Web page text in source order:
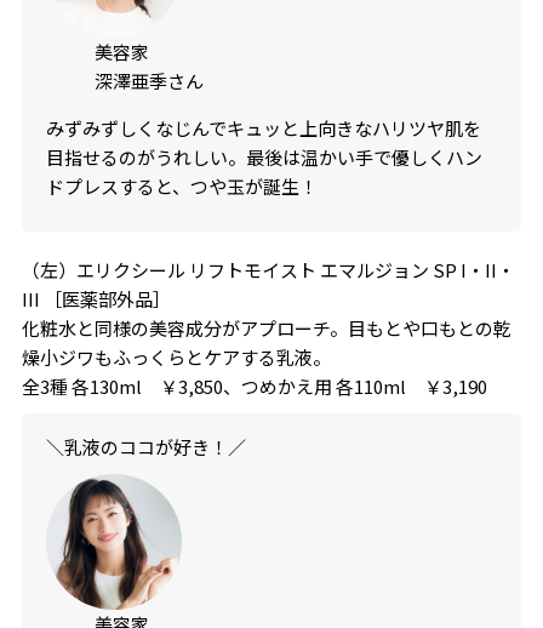
美容家
深澤亜季さん
みずみずしくなじんでキュッと上向きなハリツヤ肌を
目指せるのがうれしい。最後は温かい手で優しくハン
ドプレスすると、つや玉が誕生！
（左）エリクシール リフトモイスト エマルジョン SP I・II・
III ［医薬部外品］
化粧水と同様の美容成分がアプローチ。目もとや口もとの乾
燥小ジワもふっくらとケアする乳液。
全3種 各130ml ￥3,850、つめかえ用 各110ml ￥3,190
＼乳液のココが好き！／